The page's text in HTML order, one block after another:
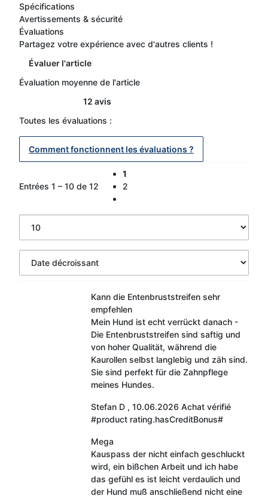
Spécifications
Avertissements & sécurité
Évaluations
Évaluation moyenne de l'article
12 avis
Partagez votre expérience avec d'autres clients !
Évaluer l'article
Toutes les évaluations :
Comment fonctionnent les évaluations ?
Entrées 1 – 10 de 12
1
2
Kann die Entenbruststreifen sehr
empfehlen
Mein Hund ist echt verrückt danach -
Die Entenbruststreifen sind saftig und
von hoher Qualität, während die
Kaurollen selbst langlebig und zäh sind.
Sie sind perfekt für die Zahnpflege
meines Hundes.
Stefan D , 10.06.2026 Achat vérifié
#product rating.hasCreditBonus#
Mega
Kauspass der nicht einfach geschluckt
wird, ein bißchen Arbeit und ich habe
das gefühl es ist leicht verdaulich und
der Hund muß anschließend nicht eine